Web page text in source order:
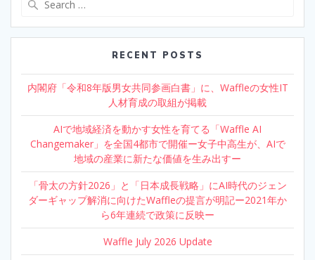
RECENT POSTS
内閣府「令和8年版男女共同参画白書」に、Waffleの女性IT
人材育成の取組が掲載
AIで地域経済を動かす女性を育てる「Waffle AI
Changemaker」を全国4都市で開催ー女子中高生が、AIで
地域の産業に新たな価値を生み出すー
「骨太の方針2026」と「日本成長戦略」にAI時代のジェン
ダーギャップ解消に向けたWaffleの提言が明記ー2021年か
ら6年連続で政策に反映ー
Waffle July 2026 Update